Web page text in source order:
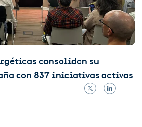
consolidan su
con 837 iniciativas activas